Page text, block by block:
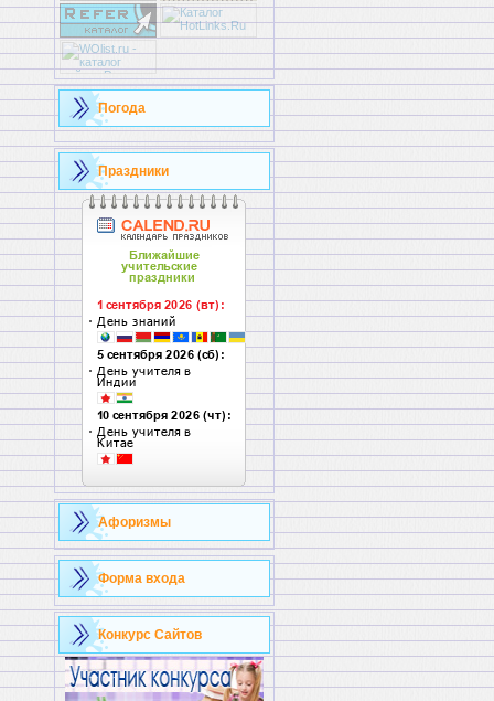
Погода
Праздники
Афоризмы
Форма входа
Конкурс Сайтов